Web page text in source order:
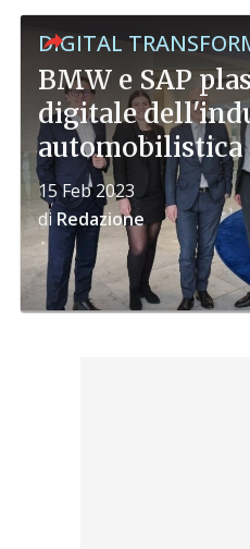
DIGITAL
BMW e SAP
digitale
automobilistica
15 Feb 2023
di Redazione